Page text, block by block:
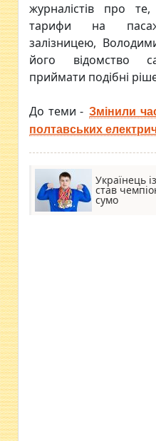
журналістів про
тарифи на
залізницею,
його відомство
приймати подібні
До теми - Змінили
полтавських
Українець
став
сумо